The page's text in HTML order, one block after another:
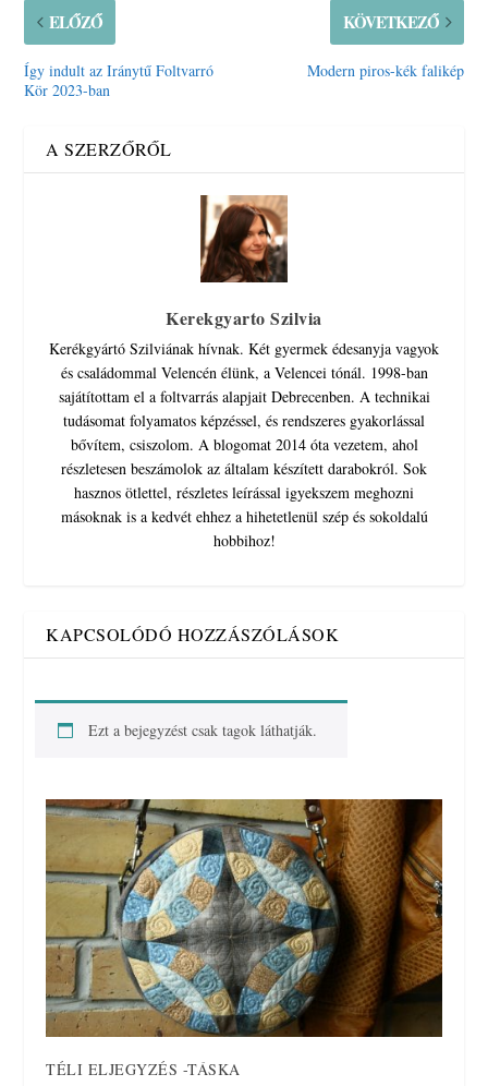
ELŐZŐ
Így indult az Iránytű Foltvarró
Kör 2023-ban
KÖVETKEZŐ
Modern piros-kék falikép
A SZERZŐRŐL
Kerekgyarto Szilvia
Kerékgyártó Szilviának hívnak. Két gyermek édesanyja vagyok
és családommal Velencén élünk, a Velencei tónál. 1998-ban
sajátítottam el a foltvarrás alapjait Debrecenben. A technikai
tudásomat folyamatos képzéssel, és rendszeres gyakorlással
bővítem, csiszolom. A blogomat 2014 óta vezetem, ahol
részletesen beszámolok az általam készített darabokról. Sok
hasznos ötlettel, részletes leírással igyekszem meghozni
másoknak is a kedvét ehhez a hihetetlenül szép és sokoldalú
hobbihoz!
KAPCSOLÓDÓ HOZZÁSZÓLÁSOK
Ezt a bejegyzést csak tagok láthatják.
TÉLI ELJEGYZÉS -TÁSKA